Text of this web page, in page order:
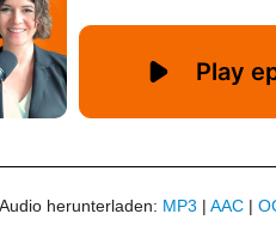
Audio herunterladen: MP3 | AAC |